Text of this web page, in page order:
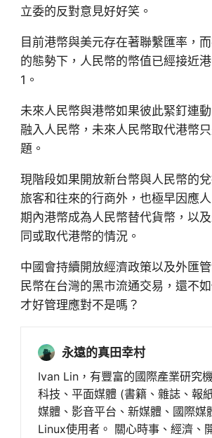
立委的反對意見好好笑。
目前港幣與美元存在著聯繫匯率，
的態勢下，人民幣的幣值已經接近
1。
未來人民幣與港幣如果彼此緊釘連
融入人民幣，未來人民幣取代港幣
題。
現階段如果開放新台幣與人民幣的
旅客和往來的行商外，也極早因應
期內港幣成為人民幣替代貨幣，以
同或取代港幣的情況。
中國會持續開放經濟政策以及外匯
民幣在台灣的黑市流通交易，還不
才好管理應對不是嗎？
永遠的真田幸村
Ivan Lin，有豐富的國際產業研究
科技、平面媒體 (書籍、雜誌、報
媒體、影音平台、新媒體、國際媒
Linux使用者。 關心時事、經濟、